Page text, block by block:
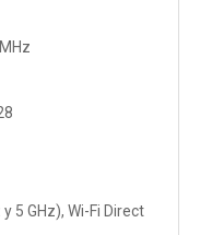
5 GHz), Wi-Fi Direct